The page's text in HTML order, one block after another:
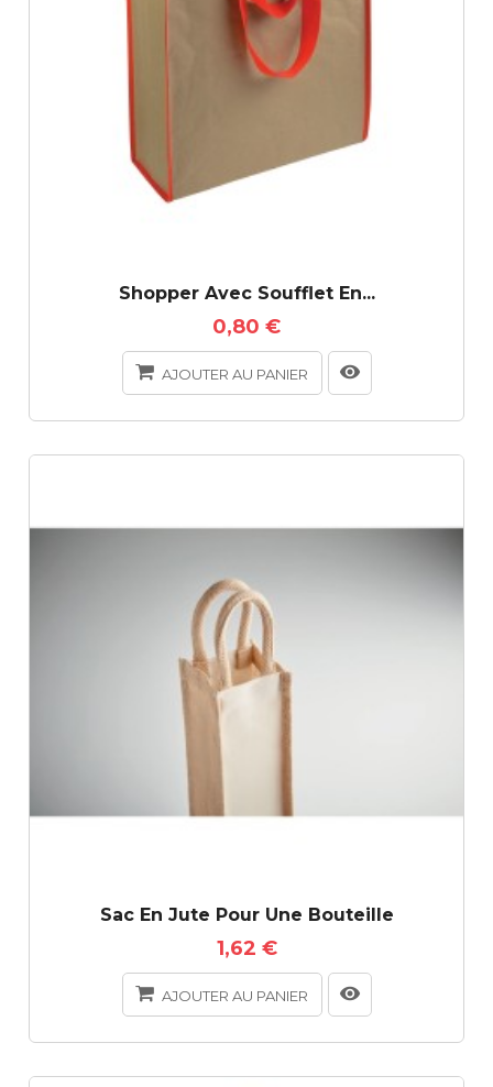
Shopper Avec Soufflet En...
0,80 €
AJOUTER AU PANIER
Sac En Jute Pour Une Bouteille
1,62 €
AJOUTER AU PANIER